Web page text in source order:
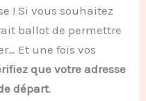
! Si vous souhaitez
ballot de permettre
Et une fois vos
que votre adresse
départ.